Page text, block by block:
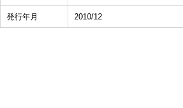
発行年月 2010/12